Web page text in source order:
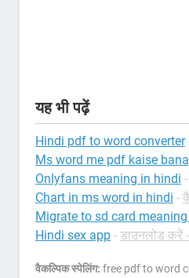
यह भी पढ़ें
Hindi pdf to word converter
Ms word me pdf kaise
Onlyfans meaning in hindi -
Chart in ms word in hindi -
Migrate to sd card
Hindi sex app - डाउनलोड करें
वैकल्पिक स्पेलिंग: free pdf to word